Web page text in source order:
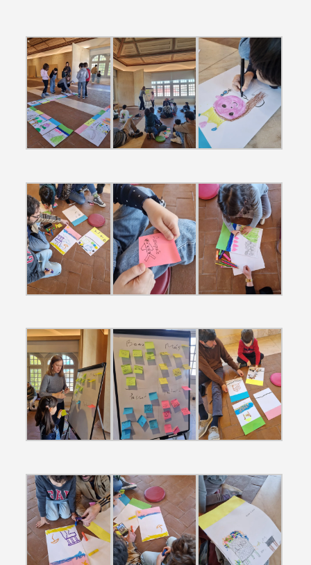
Termo de Pesquisa